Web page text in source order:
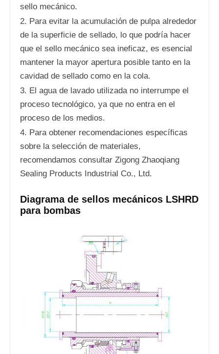
sello mecánico.
2. Para evitar la acumulación de pulpa alrededor
de la superficie de sellado, lo que podría hacer
que el sello mecánico sea ineficaz, es esencial
mantener la mayor apertura posible tanto en la
cavidad de sellado como en la cola.
3. El agua de lavado utilizada no interrumpe el
proceso tecnológico, ya que no entra en el
proceso de los medios.
4. Para obtener recomendaciones específicas
sobre la selección de materiales,
recomendamos consultar Zigong Zhaoqiang
Sealing Products Industrial Co., Ltd.
Diagrama de sellos mecánicos LSHRD
para bombas